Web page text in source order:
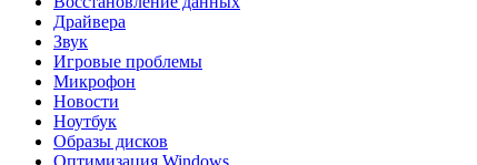
Драйвера
Звук
Игровые проблемы
Микрофон
Новости
Ноутбук
Образы дисков